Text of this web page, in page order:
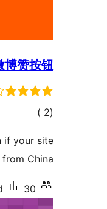
赞按钮
(2
إجمالي)
if your site
China.
30+ تنصيب نشط